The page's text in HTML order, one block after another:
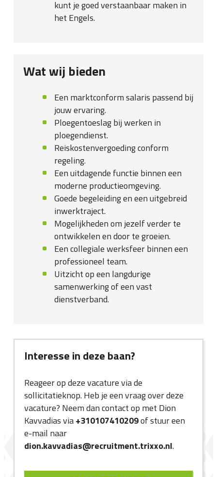
kunt je goed verstaanbaar maken in
het Engels.
Wat wij bieden
Een marktconform salaris passend bij
jouw ervaring.
Ploegentoeslag bij werken in
ploegendienst.
Reiskostenvergoeding conform
regeling.
Een uitdagende functie binnen een
moderne productieomgeving.
Goede begeleiding en een uitgebreid
inwerktraject.
Mogelijkheden om jezelf verder te
ontwikkelen en door te groeien.
Een collegiale werksfeer binnen een
professioneel team.
Uitzicht op een langdurige
samenwerking of een vast
dienstverband.
Interesse in deze baan?
Reageer op deze vacature via de
sollicitatieknop. Heb je een vraag over deze
vacature? Neem dan contact op met Dion
Kavvadias via+310107410209of stuur een
e-mail naar
dion.kavvadias@recruitment.trixxo.nl.